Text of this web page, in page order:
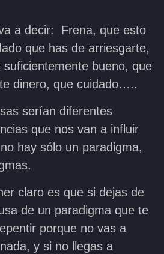
a decir: Frena, que esto
que has de arriesgarte,
bueno, que
dinero, que cuidado…..
serían diferentes
que nos van a influir
hay sólo un paradigma,
claro es que si dejas de
de un paradigma que te
porque no vas a
y si no llegas a